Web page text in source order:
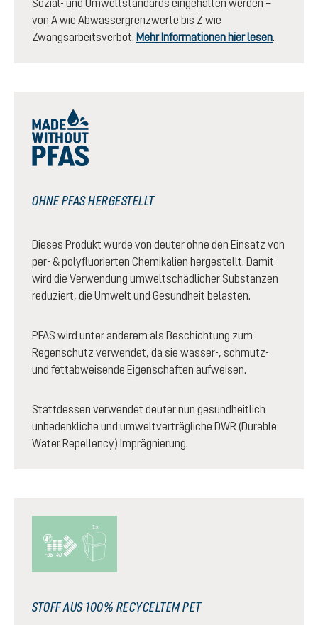
Sozial- und Umweltstandards eingehalten werden –
von A wie Abwassergrenzwerte bis Z wie
Zwangsarbeitsverbot. Mehr Informationen hier lesen.
OHNE PFAS HERGESTELLT
Dieses Produkt wurde von deuter ohne den Einsatz von
per- & polyfluorierten Chemikalien hergestellt. Damit
wird die Verwendung umweltschädlicher Substanzen
reduziert, die Umwelt und Gesundheit belasten.
PFAS wird unter anderem als Beschichtung zum
Regenschutz verwendet, da sie wasser-, schmutz-
und fettabweisende Eigenschaften aufweisen.
Stattdessen verwendet deuter nun gesundheitlich
unbedenkliche und umweltverträgliche DWR (Durable
Water Repellency) Imprägnierung.
STOFF AUS 100% RECYCELTEM PET